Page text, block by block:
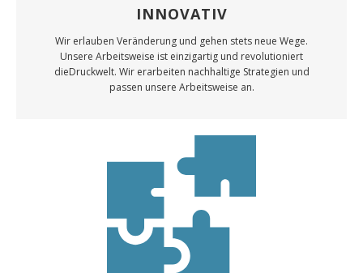
INNOVATIV
Wir erlauben Veränderung und gehen stets neue Wege.
Unsere Arbeitsweise ist einzigartig und revolutioniert
dieDruckwelt. Wir erarbeiten nachhaltige Strategien und
passen unsere Arbeitsweise an.